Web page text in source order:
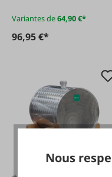
Variantes de64,90 €*
96,95 €*
Nous